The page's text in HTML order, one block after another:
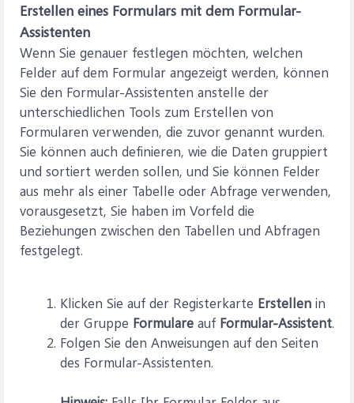
Erstellen eines Formulars mit dem Formular-
Assistenten
Wenn Sie genauer festlegen möchten, welchen
Felder auf dem Formular angezeigt werden, können
Sie den Formular-Assistenten anstelle der
unterschiedlichen Tools zum Erstellen von
Formularen verwenden, die zuvor genannt wurden.
Sie können auch definieren, wie die Daten gruppiert
und sortiert werden sollen, und Sie können Felder
aus mehr als einer Tabelle oder Abfrage verwenden,
vorausgesetzt, Sie haben im Vorfeld die
Beziehungen zwischen den Tabellen und Abfragen
festgelegt.
Klicken Sie auf der Registerkarte Erstellen in
der Gruppe Formulare auf Formular-Assistent.
Folgen Sie den Anweisungen auf den Seiten
des Formular-Assistenten.